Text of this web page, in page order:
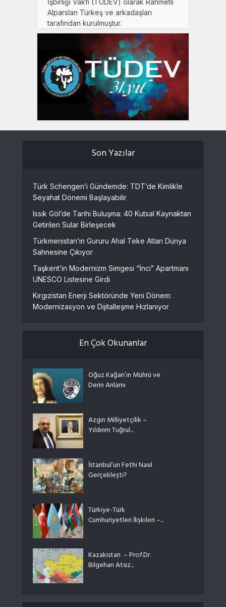
İşbirliği Vakfı (TÜDEV) olarak Rahmetli
Alparslan Türkeş ve arkadaşları
tarafından kurulmuştur.
Son Yazılar
Türk Schengen’i Gündemde: TDT’de Kimlikle
Seyahat Dönemi Başlayabilir
Issık Göl’de Tarihi Buluşma: 40 Kutsal Kaynaktan
Getirilen Sular Birleşecek
Türkmenistan’ın Gururu Ahal Teke Atları Dünya
Sahnesine Çıkıyor
Taşkent’in Modernizm Simgesi “İnci” Apartmanı
UNESCO Listesine Girdi
Kırgızistan Enerji Sektöründe Yeni Dönem:
Modernizasyon ve Dijitalleşme Hızlanıyor
En Çok Okunanlar
Oğuz Kağan’ın Mührü ve
Derin Anlamı
Azgın Milliyetçilik –
Yıldırım Tuğrul...
İstanbul’un Fethi Nasıl
Gerçekleşti?
Türkiye-Türk
Cumhuriyetleri İlişkileri –...
Kazakistan – Prof.Dr.
Bilgehan Atsız...